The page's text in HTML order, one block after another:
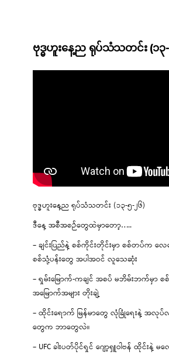
ဗုဒ္ဓဟူးနေ့ည ရုပ်သံသတင်း (၁၃
ဗုဒ္ဓဟူးနေ့ည ရုပ်သံသတင်း (၁၃-၅-၂၆)
ဒီနေ့ အစီအစဉ်တွေထဲမှာတော့…..
– ချင်းပြည်နဲ့ စစ်ကိုင်းတိုင်းမှာ စစ်တပ်က လ
စစ်သုံ့ပန်းတွေ အပါအဝင် လူသေဆုံး
– ရှမ်းမြောက်-ကချင် အစပ် မဘိမ်းဘက်မှာ
အမြောက်အများ တိုးချဲ့
– ထိုင်းရောက် မြန်မာတွေ လုံခြုံရေးနဲ့ အ
တွေက ဘာတွေလဲ။
– UFC ခါးပတ်ပိုင်ရှင် ဂျော့ရှူဝါဗန် ထိုင်းနဲ့